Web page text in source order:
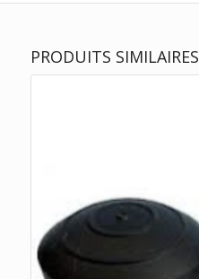
PRODUITS SIMILAIRES